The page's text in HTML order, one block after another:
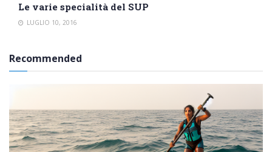
Le varie specialità del SUP
LUGLIO 10, 2016
Recommended